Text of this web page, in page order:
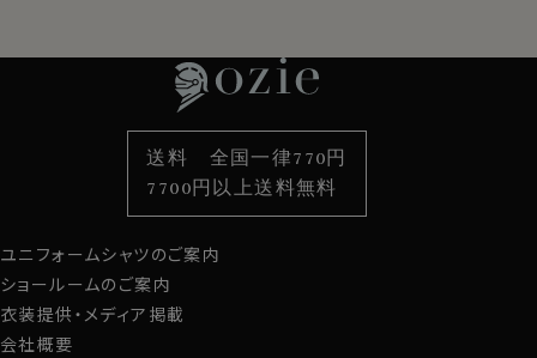
袖・カフス型から選ぶ
色から選ぶ
柄から選ぶ
スタイルから選ぶ
カジュアルシャツ
定番シャツ
カフスボタン
サスペンダー
財布・名刺入れ
バッグ
ストール・マフラー
グローブ
ユニフォームシャツのご案内
ショールームのご案内
衣装提供・メディア掲載
会社概要
送料 全国一律770円
7700円以上送料無料